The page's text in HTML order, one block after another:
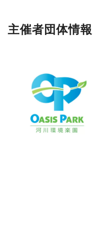
主催者団体情報